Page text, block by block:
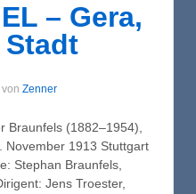
– Gera,
von Zenner
Braunfels (1882–1954),
November 1913 Stuttgart
Stephan Braunfels,
Jens Troester,